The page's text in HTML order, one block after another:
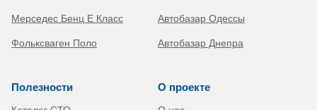
Мерседес Бенц Е Класс
Фольксваген Поло
Автобазар Одессы
Автобазар Днепра
Полезности О проекте